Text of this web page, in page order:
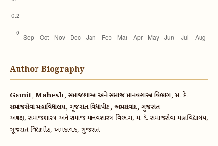
Author Biography
Gamit, Mahesh, સમાજશાસ્ત્ર અને સમાજ માનવશાસ્ત્ર વિભાગ, મ. દે.
સમાજસેવા મહાવિદ્યાલય, ગૂજરાત વિદ્યાપીઠ, અમદાવાદ, ગુજરાત
અધ્યક્ષ, સમાજશાસ્ત્ર અને સમાજ માનવશાસ્ત્ર વિભાગ, મ. દે. સમાજસેવા મહાવિદ્યાલય,
ગૂજરાત વિદ્યાપીઠ, અમદાવાદ, ગુજરાત